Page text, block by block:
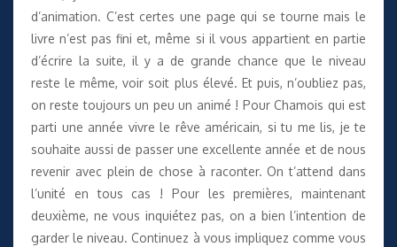
d’animation. C’est certes une page qui se tourne mais le
livre n’est pas fini et, même si il vous appartient en partie
d’écrire la suite, il y a de grande chance que le niveau
reste le même, voir soit plus élevé. Et puis, n’oubliez pas,
on reste toujours un peu un animé ! Pour Chamois qui est
parti une année vivre le rêve américain, si tu me lis, je te
souhaite aussi de passer une excellente année et de nous
revenir avec plein de chose à raconter. On t’attend dans
l’unité en tous cas ! Pour les premières, maintenant
deuxième, ne vous inquiétez pas, on a bien l’intention de
garder le niveau. Continuez à vous impliquez comme vous